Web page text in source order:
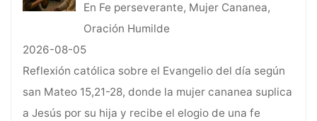
En Fe perseverante, Mujer Cananea,
Oración Humilde
2026-08-05
Reflexión católica sobre el Evangelio del día según
san Mateo 15,21-28, donde la mujer cananea suplica
a Jesús por su hija y recibe el elogio de una fe